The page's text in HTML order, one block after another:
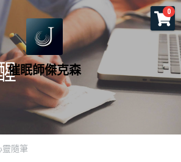
催眠師傑克森
0
坊
靈隨筆
×
商品分類